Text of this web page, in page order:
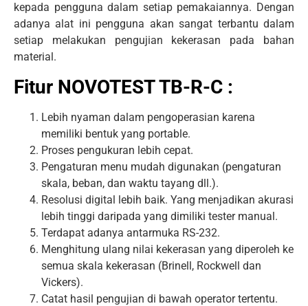
kepada pengguna dalam setiap pemakaiannya. Dengan
adanya alat ini pengguna akan sangat terbantu dalam
setiap melakukan pengujian kekerasan pada bahan
material.
Fitur NOVOTEST TB-R-C :
Lebih nyaman dalam pengoperasian karena
memiliki bentuk yang portable.
Proses pengukuran lebih cepat.
Pengaturan menu mudah digunakan (pengaturan
skala, beban, dan waktu tayang dll.).
Resolusi digital lebih baik. Yang menjadikan akurasi
lebih tinggi daripada yang dimiliki tester manual.
Terdapat adanya antarmuka RS-232.
Menghitung ulang nilai kekerasan yang diperoleh ke
semua skala kekerasan (Brinell, Rockwell dan
Vickers).
Catat hasil pengujian di bawah operator tertentu.